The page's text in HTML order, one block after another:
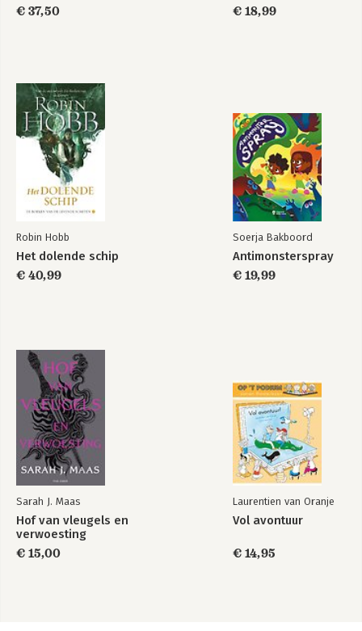
€ 37,50 € 18,99
Robin Hobb
Het dolende schip
€ 40,99
Soerja Bakboord
Antimonsterspray
€ 19,99
Sarah J. Maas
Hof van vleugels en
verwoesting
€ 15,00
Laurentien van Oranje
Vol avontuur
€ 14,95